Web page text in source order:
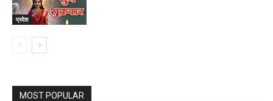
प्रदेश
MOST POPULAR